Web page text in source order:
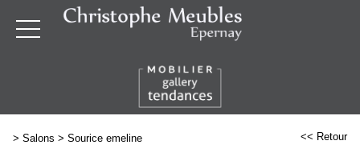
> Salons > Sourice emeline << Retour